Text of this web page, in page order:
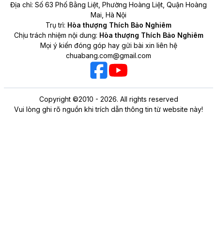
Địa chỉ: Số 63 Phố Bằng Liệt, Phường Hoàng Liệt, Quận Hoàng
Mai, Hà Nội
Trụ trì: Hòa thượng Thích Bảo Nghiêm
Chịu trách nhiệm nội dung: Hòa thượng Thích Bảo Nghiêm
Mọi ý kiến đóng góp hay gửi bài xin liên hệ
chuabang.com@gmail.com
Copyright ©2010 - 2026. All rights reserved
Vui lòng ghi rõ nguồn khi trích dẫn thông tin từ website này!